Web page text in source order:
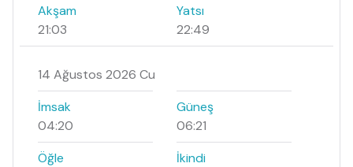
Akşam
21:03
Yatsı
22:49
14 Ağustos 2026 Cu
İmsak
04:20
Güneş
06:21
Öğle
İkindi